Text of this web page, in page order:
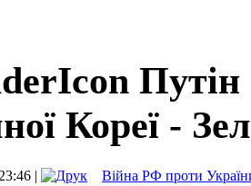
Путін
Кореї -
| Війна РФ проти